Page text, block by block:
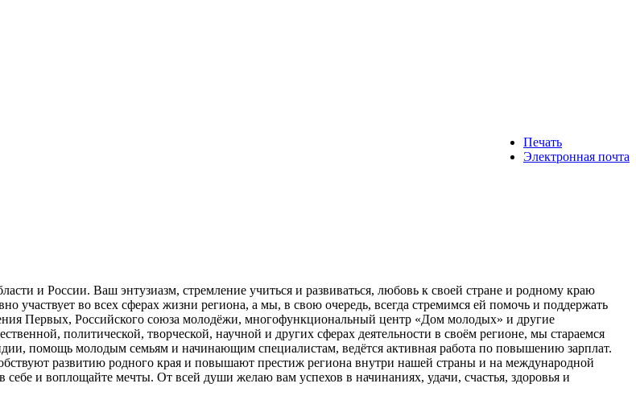
Печать
Электронная почта
и России. Ваш энтузиазм, стремление учиться и развиваться, любовь к своей стране и родному краю
участвует во всех сферах жизни региона, а мы, в свою очередь, всегда стремимся ей помочь и поддержать
Первых, Российского союза молодёжи, многофункциональный центр «Дом молодых» и другие
политической, творческой, научной и других сферах деятельности в своём регионе, мы стараемся
помощь молодым семьям и начинающим специалистам, ведётся активная работа по повышению зарплат.
развитию родного края и повышают престиж региона внутри нашей страны и на международной
и воплощайте мечты. От всей души желаю вам успехов в начинаниях, удачи, счастья, здоровья и